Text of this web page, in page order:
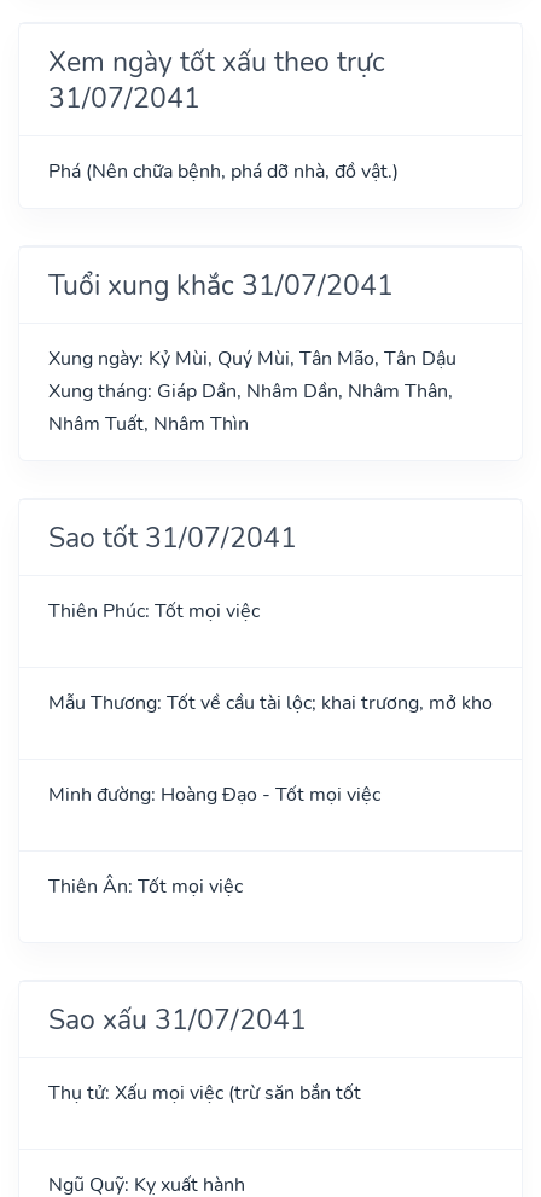
Xem ngày tốt xấu theo trực
31/07/2041
Phá (Nên chữa bệnh, phá dỡ nhà, đồ vật.)
Tuổi xung khắc 31/07/2041
Xung ngày: Kỷ Mùi, Quý Mùi, Tân Mão, Tân Dậu
Xung tháng: Giáp Dần, Nhâm Dần, Nhâm Thân,
Nhâm Tuất, Nhâm Thìn
Sao tốt 31/07/2041
Thiên Phúc: Tốt mọi việc
Mẫu Thương: Tốt về cầu tài lộc; khai trương, mở kho
Minh đường: Hoàng Đạo - Tốt mọi việc
Thiên Ân: Tốt mọi việc
Sao xấu 31/07/2041
Thụ tử: Xấu mọi việc (trừ săn bắn tốt
Ngũ Quỹ: Kỵ xuất hành